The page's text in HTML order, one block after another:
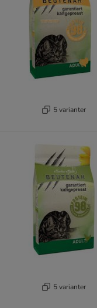
5 varianter
5 varianter